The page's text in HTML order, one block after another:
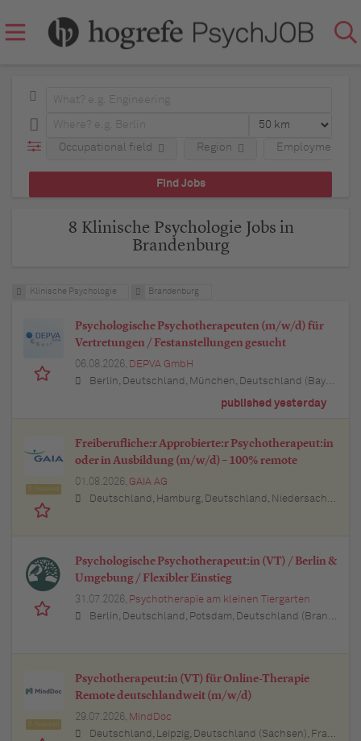
Occupational field Employment
Region
8 Klinische Psychologie Jobs in
Brandenburg
Klinische Psychologie Brandenburg
Psychologische Psychotherapeuten (m/w/d) für
Vertretungen / Festanstellungen gesucht
06.08.2026, DEPVA GmbH
Berlin, Deutschland, München, Deutschland (Bayern), Hamburg, Deutschland, Düsseldorf, Deutschland (Nordrhein-Westfalen), Köln, Deutschland (Nordrhein-Westfalen), Essen, Deutschland (Nordrhein-Westfalen), Dortmund, Deutschland (Nordrhein-Westfalen), Stuttgart, Deutschland (Baden-Württemberg), Heilbronn, Deutschland (Baden-Württemberg), Hannover, Deutschland (Niedersachsen), Rostock, Deutschland (Mecklenburg-Vorpommern), Kiel, Deutschland (Schleswig-Holstein), Augsburg, Deutschland (Bayern), Nürnberg, Deutschland (Bayern), Frankfurt am Main, Deutschland (Hessen), Bremen, Deutschland, Schwerin, Deutschland (Mecklenburg-Vorpommern), Mainz, Deutschland (Rheinland-Pfalz), Saarbrücken, Deutschland (Saarland), Dresden, Deutschland (Sachsen), Magdeburg, Deutschland (Sachsen-Anhalt), Potsdam, Deutschland (Brandenburg), Erfurt, Deutschland (Thüringen), Würzburg, Deutschland (Bayern), Heilbronn, Deutschland (Baden-Württemberg), Leipzig, Deutschland (Sachsen)
published yesterday
Freiberufliche:r Approbierte:r Psychotherapeut:in
oder in Ausbildung (m/w/d) – 100% remote
01.08.2026, GAIA AG
Deutschland, Hamburg, Deutschland, Niedersachsen, Deutschland (Niedersachsen), Schleswig-Holstein, Deutschland, Baden-Württemberg, Deutschland, Bayern, Deutschland (Bayern), Berlin, Deutschland, Nordrhein-Westfalen, Deutschland (Nordrhein-Westfalen), Hessen, Deutschland (Hessen), Thüringen, Deutschland (Thüringen), Brandenburg, Deutschland, Mecklenburg-Vorpommern, Deutschland (Mecklenburg-Vorpommern), Rheinland-Pfalz, Deutschland (Rheinland-Pfalz), Saarland, Deutschland
Psychologische Psychotherapeut:in (VT) / Berlin &
Umgebung / Flexibler Einstieg
31.07.2026, Psychotherapie am kleinen Tiergarten
Berlin, Deutschland, Potsdam, Deutschland (Brandenburg), Bernau bei Berlin, Deutschland (Brandenburg), 14974 Ludwigsfelde, Deutschland (Brandenburg), Falkensee, Deutschland (Brandenburg), Königs Wusterhausen, Deutschland (Brandenburg)
Psychotherapeut:in (VT) für Online-Therapie
Remote deutschlandweit (m/w/d)
29.07.2026, MindDoc
Deutschland, Leipzig, Deutschland (Sachsen), Frankfurt am Main, Deutschland (Hessen), Stuttgart, Deutschland (Baden-Württemberg), München, Deutschland (Bayern), Berlin, Deutschland, Hamburg, Deutschland, Nürnberg, Deutschland (Bayern), Thüringen, Deutschland (Thüringen), Essen, Deutschland (Nordrhein-Westfalen), Köln, Deutschland (Nordrhein-Westfalen), Bremen, Deutschland, Lübeck, Deutschland (Schleswig-Holstein), Bonn, Deutschland (Nordrhein-Westfalen), Trier, Deutschland (Rheinland-Pfalz), Dresden, Deutschland (Sachsen), Erfurt, Deutschland (Thüringen), Dortmund, Deutschland (Nordrhein-Westfalen), Bayern, Deutschland (Bayern), Düsseldorf, Deutschland (Nordrhein-Westfalen), Kiel, Deutschland (Schleswig-Holstein), Münster, Deutschland (Nordrhein-Westfalen), Sachsen, Deutschland (Sachsen), Sachsen-Anhalt, Deutschland (Sachsen-Anhalt), Baden-Württemberg, Deutschland, Brandenburg, Deutschland, Bremen, Deutschland, Hamburg, Deutschland, Hessen, Deutschland (Hessen), Mecklenburg-Vorpommern, Deutschland (Mecklenburg-Vorpommern), Niedersachsen, Deutschland (Niedersachsen), Nordrhein-Westfalen, Deutschland (Nordrhein-Westfalen), Rheinland-Pfalz, Deutschland (Rheinland-Pfalz), Saarland, Deutschland, Schleswig-Holstein, Deutschland